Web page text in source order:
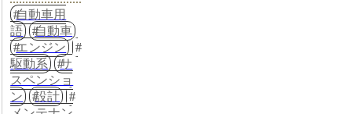
自動車用
語
自動車
エンジン
駆動系
サ
スペンショ
ン
設計